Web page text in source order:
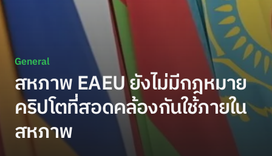
General
สหภาพ EAEU ยังไม่มีกฎหมาย
คริปโตที่สอดคล้องกันใช้ภายใน
สหภาพ